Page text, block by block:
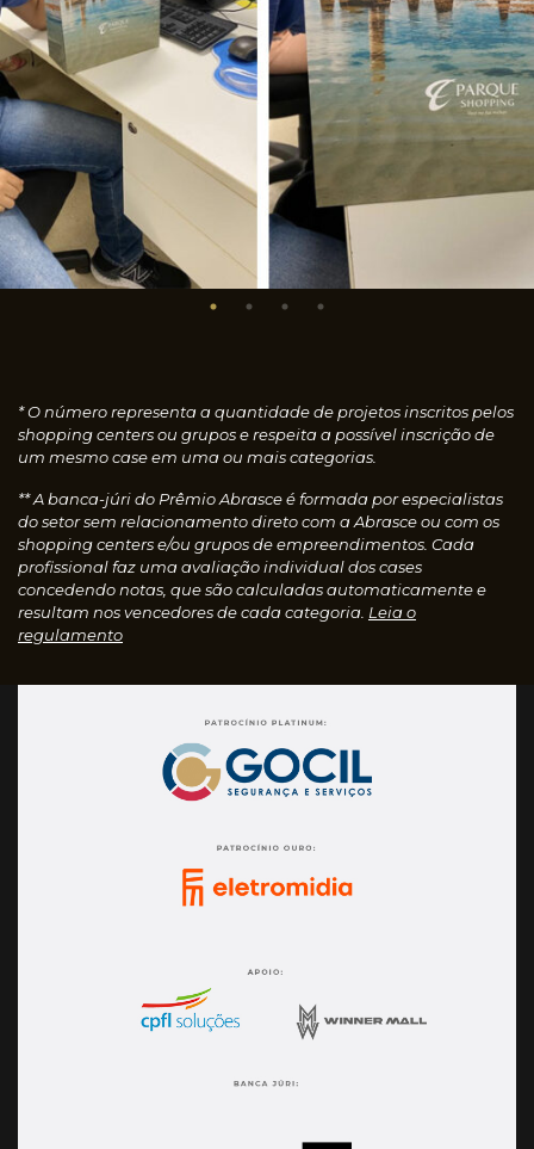
* O número representa a quantidade de projetos inscritos pelos
shopping centers ou grupos e respeita a possível inscrição de
um mesmo case em uma ou mais categorias.
** A banca-júri do Prêmio Abrasce é formada por especialistas
do setor sem relacionamento direto com a Abrasce ou com os
shopping centers e/ou grupos de empreendimentos. Cada
profissional faz uma avaliação individual dos cases
concedendo notas, que são calculadas automaticamente e
resultam nos vencedores de cada categoria. Leia o
regulamento